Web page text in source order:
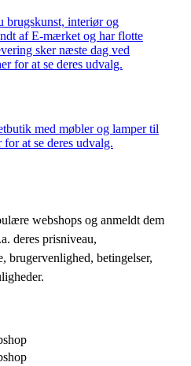
interiør og
af E-mærket og har flotte
sker næste dag ved
for at se deres udvalg.
med møbler og lamper til
at se deres udvalg.
webshops og anmeldt dem
deres prisniveau,
brugervenlighed, betingelser,